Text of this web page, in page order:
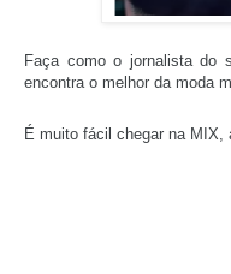
Faça como o jornalista do
encontra o melhor da moda
É muito fácil chegar na MIX,